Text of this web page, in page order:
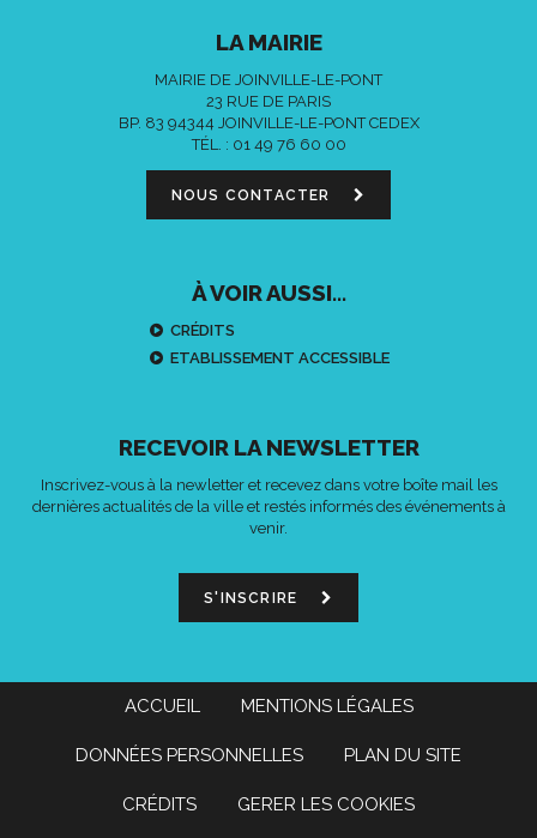
LA MAIRIE
MAIRIE DE JOINVILLE-LE-PONT
23 RUE DE PARIS
BP. 83 94344 JOINVILLE-LE-PONT CEDEX
TÉL. : 01 49 76 60 00
NOUS CONTACTER
À VOIR AUSSI...
CRÉDITS
ETABLISSEMENT ACCESSIBLE
RECEVOIR LA NEWSLETTER
Inscrivez-vous à la newletter et recevez dans votre boîte mail les
dernières actualités de la ville et restés informés des événements à
venir.
S'INSCRIRE
ACCUEIL MENTIONS LÉGALES
DONNÉES PERSONNELLES PLAN DU SITE
CRÉDITS GERER LES COOKIES